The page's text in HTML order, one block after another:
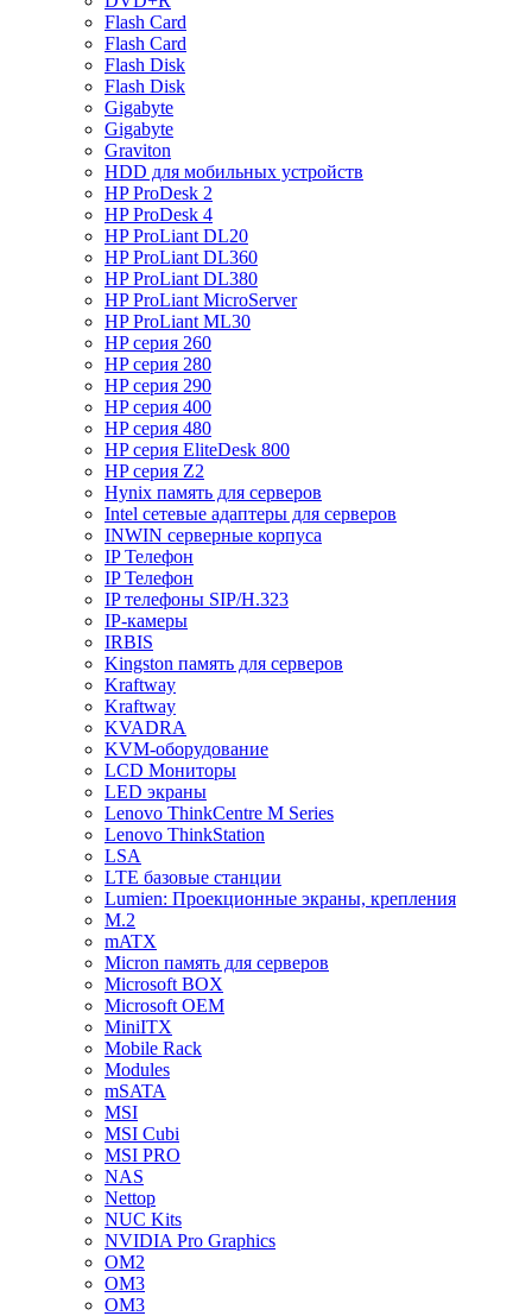
Flash Card
Flash Card
Flash Disk
Flash Disk
Gigabyte
Gigabyte
Graviton
HDD для мобильных устройств
HP ProDesk 2
HP ProDesk 4
HP ProLiant DL20
HP ProLiant DL360
HP ProLiant DL380
HP ProLiant MicroServer
HP ProLiant ML30
HP серия 260
HP серия 280
HP серия 290
HP серия 400
HP серия 480
HP серия EliteDesk 800
HP серия Z2
Hynix память для серверов
Intel сетевые адаптеры для серверов
INWIN серверные корпуса
IP Телефон
IP Телефон
IP телефоны SIP/H.323
IP-камеры
IRBIS
Kingston память для серверов
Kraftway
Kraftway
KVADRA
KVM-оборудование
LCD Мониторы
LED экраны
Lenovo ThinkCentre M Series
Lenovo ThinkStation
LSA
LTE базовые станции
Lumien: Проекционные экраны, крепления
M.2
mATX
Micron память для серверов
Microsoft BOX
Microsoft OEM
MiniITX
Mobile Rack
Modules
mSATA
MSI
MSI Cubi
MSI PRO
NAS
Nettop
NUC Kits
NVIDIA Pro Graphics
OM2
OM3
OM3